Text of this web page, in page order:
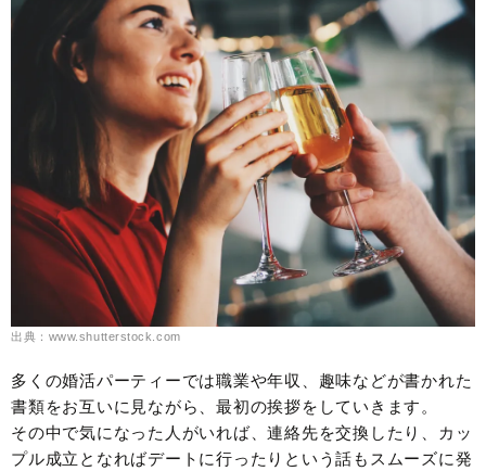
出典：www.shutterstock.com
多くの婚活パーティーでは職業や年収、趣味などが書かれた
書類をお互いに見ながら、最初の挨拶をしていきます。
その中で気になった人がいれば、連絡先を交換したり、カッ
プル成立となればデートに行ったりという話もスムーズに発